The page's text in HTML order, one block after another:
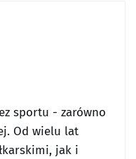
sportu - zarówno
Od wielu lat
jak i